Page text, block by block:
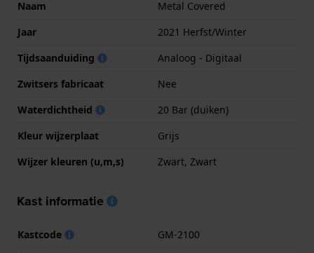
Naam
Metal Covered
Jaar
2021 Herfst/Winter
Tijdsaanduiding
Analoog - Digitaal
Zwitsers fabricaat
Nee
Waterdichtheid
20 Bar (duiken)
Kleur wijzerplaat
Grijs
Wijzer kleuren (u,m,s)
Zwart, Zwart
Kast informatie
Kastcode
GM-2100